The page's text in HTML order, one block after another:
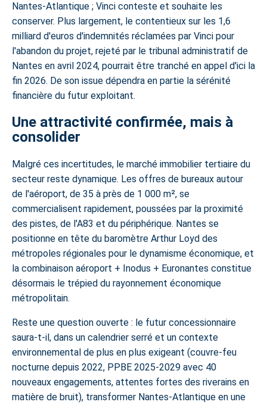
Nantes-Atlantique ; Vinci conteste et souhaite les
conserver. Plus largement, le contentieux sur les 1,6
milliard d'euros d'indemnités réclamées par Vinci pour
l'abandon du projet, rejeté par le tribunal administratif de
Nantes en avril 2024, pourrait être tranché en appel d'ici la
fin 2026. De son issue dépendra en partie la sérénité
financière du futur exploitant.
Une attractivité confirmée, mais à
consolider
Malgré ces incertitudes, le marché immobilier tertiaire du
secteur reste dynamique. Les offres de bureaux autour
de l'aéroport, de 35 à près de 1 000 m², se
commercialisent rapidement, poussées par la proximité
des pistes, de l'A83 et du périphérique. Nantes se
positionne en tête du baromètre Arthur Loyd des
métropoles régionales pour le dynamisme économique, et
la combinaison aéroport + Inodus + Euronantes constitue
désormais le trépied du rayonnement économique
métropolitain.
Reste une question ouverte : le futur concessionnaire
saura-t-il, dans un calendrier serré et un contexte
environnemental de plus en plus exigeant (couvre-feu
nocturne depuis 2022, PPBE 2025-2029 avec 40
nouveaux engagements, attentes fortes des riverains en
matière de bruit), transformer Nantes-Atlantique en une